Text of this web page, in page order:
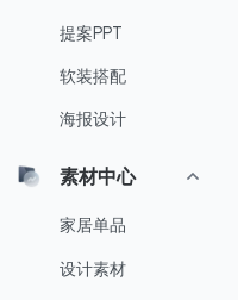
提案PPT
软装搭配
海报设计
素材中心
家居单品
设计素材